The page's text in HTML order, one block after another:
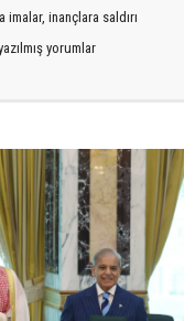
inançlara saldırı
yorumlar